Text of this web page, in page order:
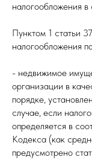
налогообложения в
Пунктом 1 статьи
налогообложения
- недвижимое
организации в
порядке,
случае, если
определяется в
Кодекса (как
предусмотрено